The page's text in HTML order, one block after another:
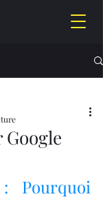
Pourquoi